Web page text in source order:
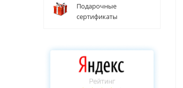
Подарочные
сертификаты